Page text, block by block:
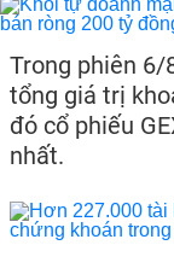
Trong phiên 6/
tổng giá trị
đó cổ phiếu
nhất.